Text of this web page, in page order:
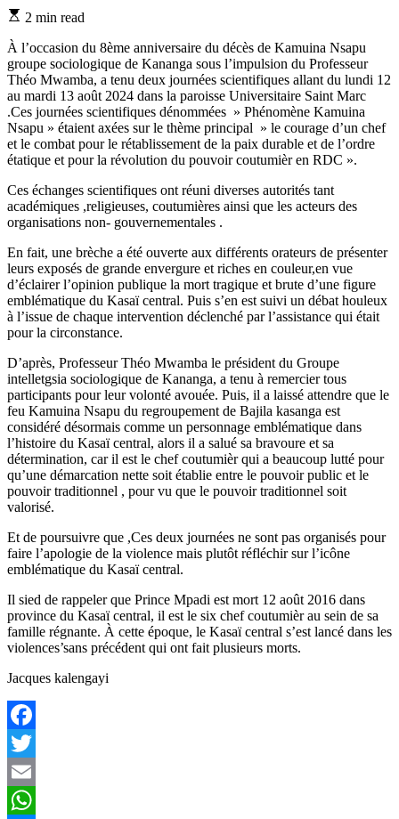
Estimated
time
2 min read
À l’occasion du 8ème anniversaire du décès de Kamuina Nsapu
groupe sociologique de Kananga sous l’impulsion du Professeur
Théo Mwamba, a tenu deux journées scientifiques allant du lundi 12
au mardi 13 août 2024 dans la paroisse Universitaire Saint Marc
.Ces journées scientifiques dénommées » Phénomène Kamuina
Nsapu » étaient axées sur le thème principal » le courage d’un chef
et le combat pour le rétablissement de la paix durable et de l’ordre
étatique et pour la révolution du pouvoir coutumièr en RDC ».
Ces échanges scientifiques ont réuni diverses autorités tant
académiques ,religieuses, coutumières ainsi que les acteurs des
organisations non- gouvernementales .
En fait, une brèche a été ouverte aux différents orateurs de présenter
leurs exposés de grande envergure et riches en couleur,en vue
d’éclairer l’opinion publique la mort tragique et brute d’une figure
emblématique du Kasaï central. Puis s’en est suivi un débat houleux
à l’issue de chaque intervention déclenché par l’assistance qui était
pour la circonstance.
D’après, Professeur Théo Mwamba le président du Groupe
intelletgsia sociologique de Kananga, a tenu à remercier tous
participants pour leur volonté avouée. Puis, il a laissé attendre que le
feu Kamuina Nsapu du regroupement de Bajila kasanga est
considéré désormais comme un personnage emblématique dans
l’histoire du Kasaï central, alors il a salué sa bravoure et sa
détermination, car il est le chef coutumièr qui a beaucoup lutté pour
qu’une démarcation nette soit établie entre le pouvoir public et le
pouvoir traditionnel , pour vu que le pouvoir traditionnel soit
valorisé.
Et de poursuivre que ,Ces deux journées ne sont pas organisés pour
faire l’apologie de la violence mais plutôt réfléchir sur l’icône
emblématique du Kasaï central.
Il sied de rappeler que Prince Mpadi est mort 12 août 2016 dans
province du Kasaï central, il est le six chef coutumièr au sein de sa
famille régnante. À cette époque, le Kasaï central s’est lancé dans les
violences’sans précédent qui ont fait plusieurs morts.
Jacques kalengayi
Facebook
Twitter
Email